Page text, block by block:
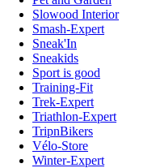
Slowood Interior
Smash-Expert
Sneak'In
Sneakids
Sport is good
Training-Fit
Trek-Expert
Triathlon-Expert
TripnBikers
Vélo-Store
Winter-Expert